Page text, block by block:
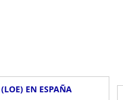
EN ESPAÑA